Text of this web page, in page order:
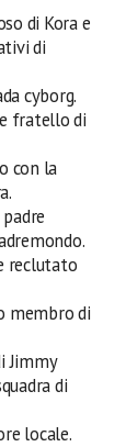
di Kora e
di
cyborg.
fratello di
con la
reclutato
membro di
Jimmy
di
locale.